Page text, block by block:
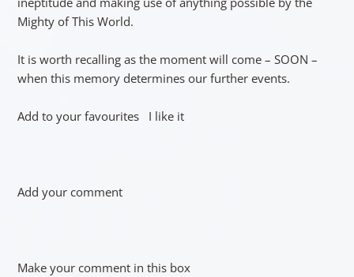
Mighty of This World.
It is worth recalling as the moment will come – SOON –
when this memory determines our further events.
Add to your favourites I like it
Add your comment
Make your comment in this box